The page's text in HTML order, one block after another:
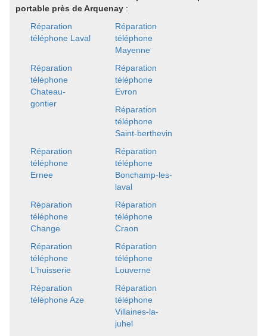
portable près de Arquenay :
Réparation
téléphone Laval
Réparation
téléphone
Mayenne
Réparation
téléphone
Chateau-
gontier
Réparation
téléphone
Evron
Réparation
téléphone
Saint-berthevin
Réparation
téléphone
Ernee
Réparation
téléphone
Bonchamp-les-
laval
Réparation
téléphone
Change
Réparation
téléphone
Craon
Réparation
téléphone
L'huisserie
Réparation
téléphone
Louverne
Réparation
téléphone Aze
Réparation
téléphone
Villaines-la-
juhel